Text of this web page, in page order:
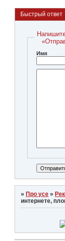
Быстрый ответ
Имя
»Про усе »
интернете,